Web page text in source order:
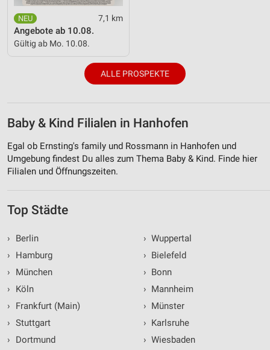
7,1 km
Angebote ab 10.08.
Gültig ab Mo. 10.08.
ALLE PROSPEKTE
Baby & Kind Filialen in Hanhofen
Egal ob Ernsting's family und Rossmann in Hanhofen und
Umgebung findest Du alles zum Thema Baby & Kind. Finde hier
Filialen und Öffnungszeiten.
Top Städte
›
Berlin
›
Hamburg
›
München
›
Köln
›
Frankfurt (Main)
› Stuttgart
›
Dortmund
› Wuppertal
› Bielefeld
› Bonn
› Mannheim
› Münster
› Karlsruhe
› Wiesbaden